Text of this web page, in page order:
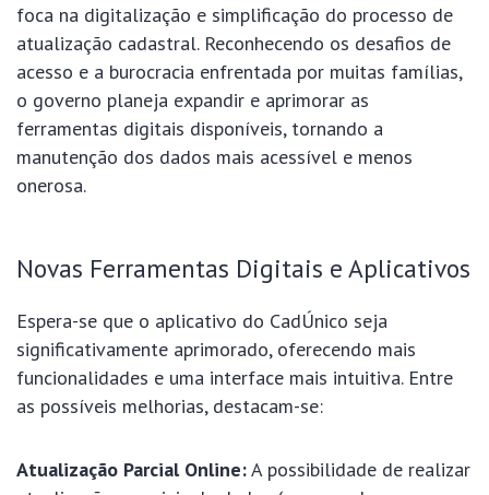
foca na digitalização e simplificação do processo de
atualização cadastral. Reconhecendo os desafios de
acesso e a burocracia enfrentada por muitas famílias,
o governo planeja expandir e aprimorar as
ferramentas digitais disponíveis, tornando a
manutenção dos dados mais acessível e menos
onerosa.
Novas Ferramentas Digitais e Aplicativos
Espera-se que o aplicativo do CadÚnico seja
significativamente aprimorado, oferecendo mais
funcionalidades e uma interface mais intuitiva. Entre
as possíveis melhorias, destacam-se:
Atualização Parcial Online:A possibilidade de realizar